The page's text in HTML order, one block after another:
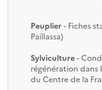
Peuplier - Fiches
Paillassa)
Sylviculture-
régénération dans
du Centre de la